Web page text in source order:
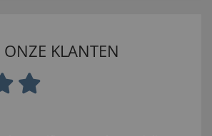
KLANTEN